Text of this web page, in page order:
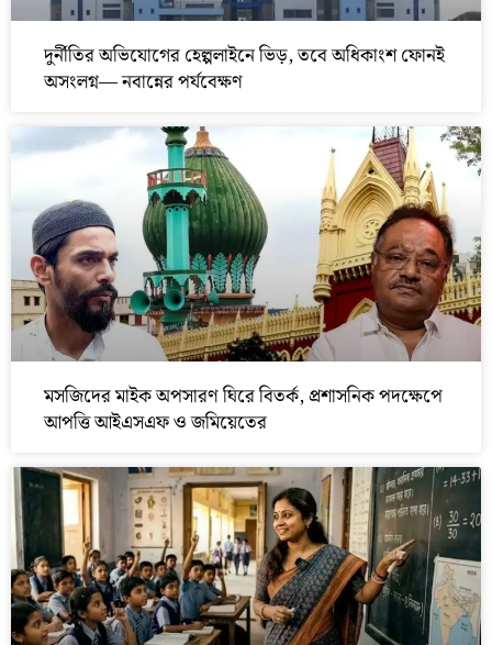
দুর্নীতির অভিযোগের হেল্পলাইনে ভিড়, তবে অধিকাংশ ফোনই
অসংলগ্ন— নবান্নের পর্যবেক্ষণ
মসজিদের মাইক অপসারণ ঘিরে বিতর্ক, প্রশাসনিক পদক্ষেপে
আপত্তি আইএসএফ ও জমিয়েতের